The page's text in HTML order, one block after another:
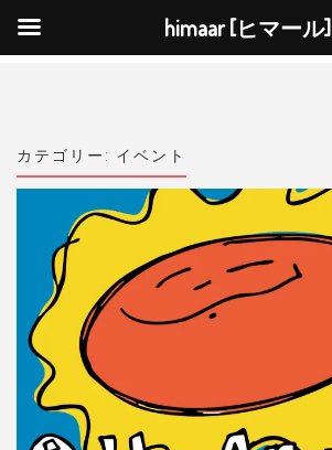
カテゴリー: イベント
himaar [ヒマール]